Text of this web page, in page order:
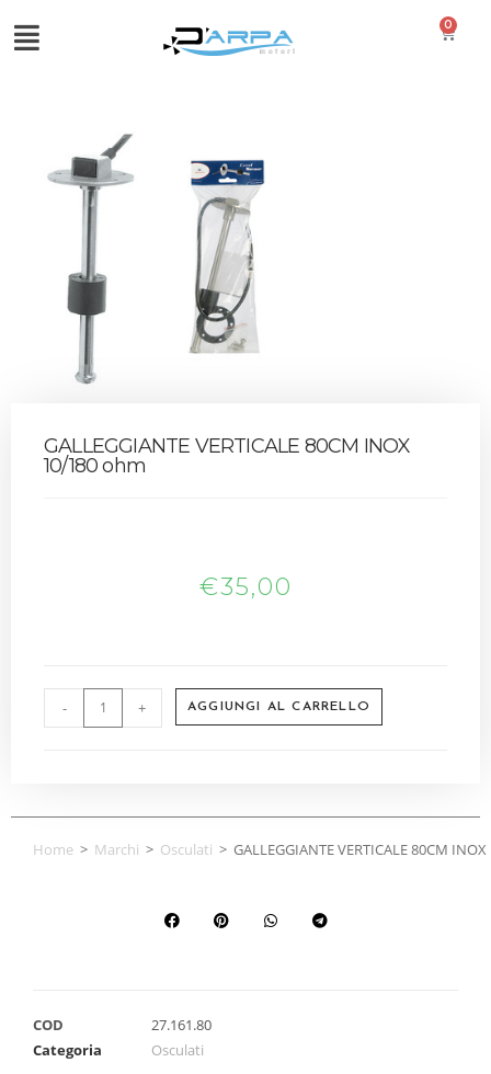
0
GALLEGGIANTE VERTICALE 80CM INOX
10/180 ohm
€35,00
- + AGGIUNGI AL CARRELLO
Home > Marchi > Osculati > GALLEGGIANTE VERTICALE 80CM
COD
27.161.80
Categoria
Osculati